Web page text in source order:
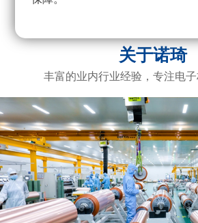
关于诺琦
丰富的业内行业经验，专注电